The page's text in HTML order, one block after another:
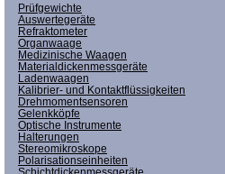
Prüfgewichte
Auswertegeräte
Refraktometer
Organwaage
Medizinische Waagen
Materialdickenmessgeräte
Ladenwaagen
Kalibrier- und Kontaktflüssigkeiten
Drehmomentsensoren
Gelenkköpfe
Optische Instrumente
Halterungen
Stereomikroskope
Polarisationseinheiten